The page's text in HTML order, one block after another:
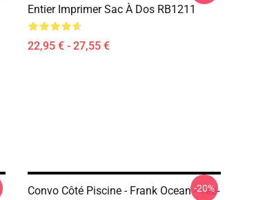
Entier Imprimer Sac À Dos RB1211
22,95 € - 27,55 €
Convo Côté Piscine - Frank Ocean - Tee-
-20%